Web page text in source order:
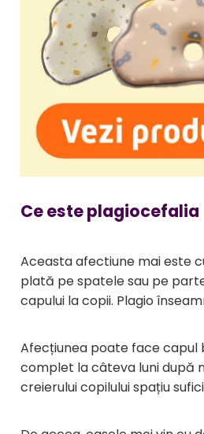
Rechizite scolare
Stikere decorative si covoare
Stickere decorative
Covorase de joaca
Ingrijire adulti
Carduri Cadou
Produse Sub 50 Lei
Resigilate
Ce este plagiocefalia
Aceasta afectiune mai este
plată pe spatele sau pe
capului la copii. Plagio
Afecțiunea poate face capul
complet la câteva luni după
creierului copilului spațiu